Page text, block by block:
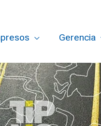
Gerencia